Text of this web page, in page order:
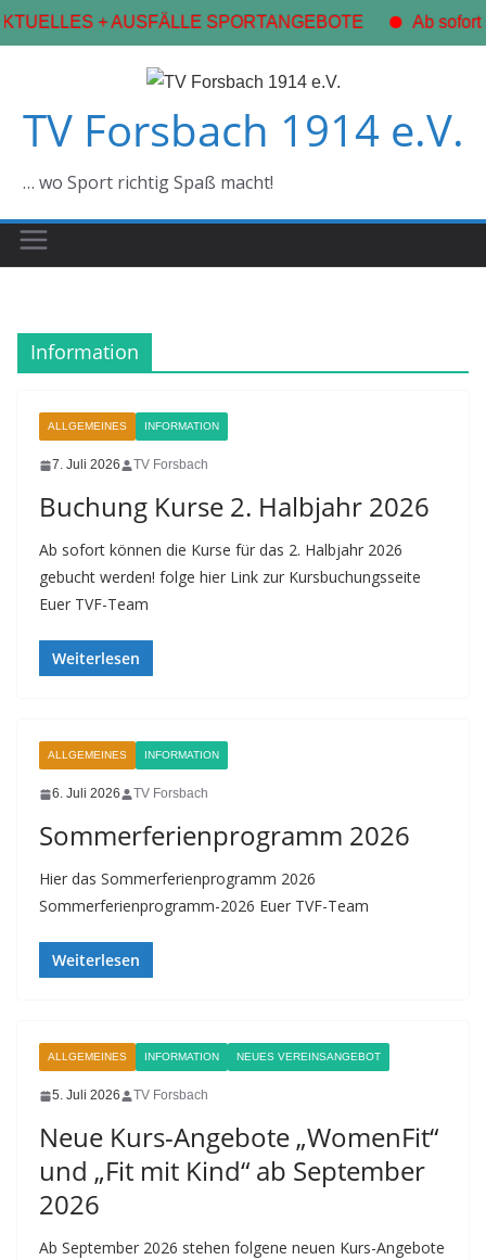
+ AUSFÄLLE SPORTANGEBOTE Ab sofort
springen
TV Forsbach 1914 e.V.
… wo Sport richtig Spaß macht!
Information
ALLGEMEINES INFORMATION
7. Juli 2026 TV Forsbach
Buchung Kurse 2. Halbjahr 2026
Ab sofort können die Kurse für das 2. Halbjahr 2026
gebucht werden! folge hier Link zur Kursbuchungsseite
Euer TVF-Team
Weiterlesen
ALLGEMEINES INFORMATION
6. Juli 2026 TV Forsbach
Sommerferienprogramm 2026
Hier das Sommerferienprogramm 2026
Sommerferienprogramm-2026 Euer TVF-Team
Weiterlesen
ALLGEMEINES INFORMATION NEUES VEREINSANGEBOT
5. Juli 2026 TV Forsbach
Neue Kurs-Angebote „WomenFit“
und „Fit mit Kind“ ab September
2026
Ab September 2026 stehen folgene neuen Kurs-Angebote